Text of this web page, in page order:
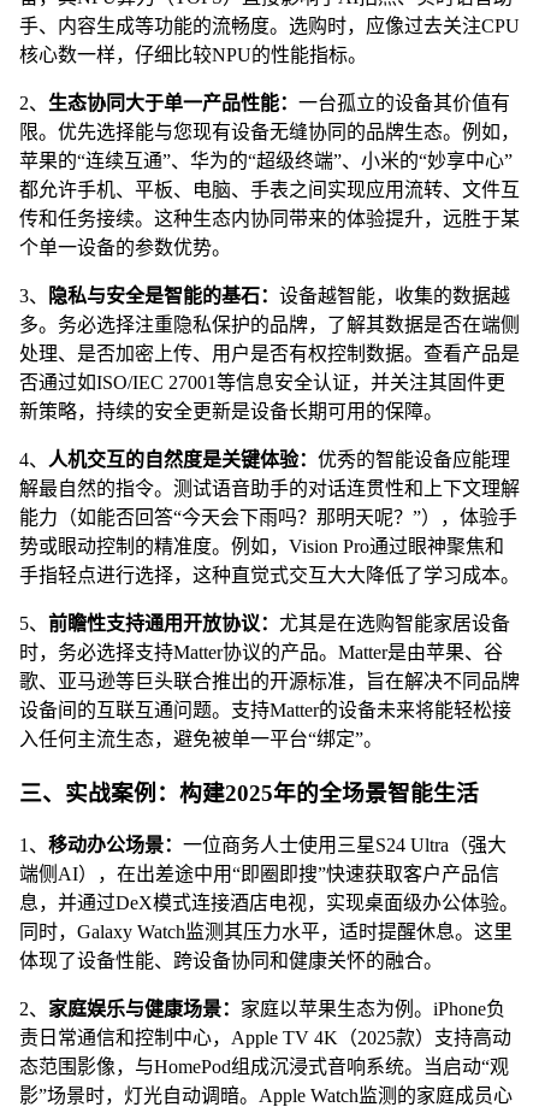
手、内容生成等功能的流畅度。选购时，应像过去关注CPU
核心数一样，仔细比较NPU的性能指标。
2、 生态协同大于单一产品性能： 一台孤立的设备其价值有
限。优先选择能与您现有设备无缝协同的品牌生态。例如，
苹果的“连续互通”、华为的“超级终端”、小米的“妙享中心”
都允许手机、平板、电脑、手表之间实现应用流转、文件互
传和任务接续。这种生态内协同带来的体验提升，远胜于某
个单一设备的参数优势。
3、 隐私与安全是智能的基石： 设备越智能，收集的数据越
多。务必选择注重隐私保护的品牌，了解其数据是否在端侧
处理、是否加密上传、用户是否有权控制数据。查看产品是
否通过如ISO/IEC 27001等信息安全认证，并关注其固件更
新策略，持续的安全更新是设备长期可用的保障。
4、 人机交互的自然度是关键体验： 优秀的智能设备应能理
解最自然的指令。测试语音助手的对话连贯性和上下文理解
能力（如能否回答“今天会下雨吗？那明天呢？”），体验手
势或眼动控制的精准度。例如，Vision Pro通过眼神聚焦和
手指轻点进行选择，这种直觉式交互大大降低了学习成本。
5、 前瞻性支持通用开放协议： 尤其是在选购智能家居设备
时，务必选择支持Matter协议的产品。Matter是由苹果、谷
歌、亚马逊等巨头联合推出的开源标准，旨在解决不同品牌
设备间的互联互通问题。支持Matter的设备未来将能轻松接
入任何主流生态，避免被单一平台“绑定”。
三、实战案例：构建2025年的全场景智能生活
1、 移动办公场景： 一位商务人士使用三星S24 Ultra（强大
端侧AI），在出差途中用“即圈即搜”快速获取客户产品信
息，并通过DeX模式连接酒店电视，实现桌面级办公体验。
同时，Galaxy Watch监测其压力水平，适时提醒休息。这里
体现了设备性能、跨设备协同和健康关怀的融合。
2、 家庭娱乐与健康场景： 家庭以苹果生态为例。iPhone负
责日常通信和控制中心，Apple TV 4K（2025款）支持高动
态范围影像，与HomePod组成沉浸式音响系统。当启动“观
影”场景时，灯光自动调暗。Apple Watch监测的家庭成员心